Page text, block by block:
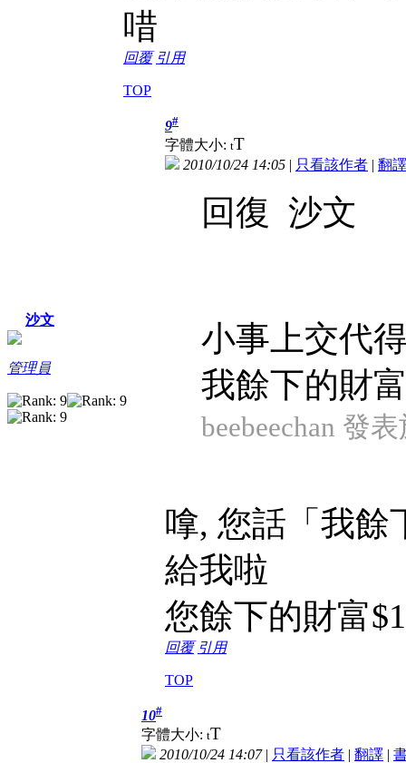
唶
回覆 引用
TOP
沙文
管理員
9#
字體大小: tT
2010/10/24 14:05 | 只看該作者 | 翻譯
回復 沙文
小事上交代
我餘下的財
beebeechan 發
嗱, 您話「我餘
給我啦
您餘下的財富
回覆 引用
TOP
10#
字體大小: tT
2010/10/24 14:07| 只看該作者 | 翻譯 |